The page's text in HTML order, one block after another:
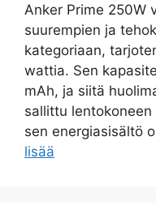
Anker Prime 250W
suurempien ja
kategoriaan,
wattia. Sen
mAh, ja siitä
sallittu
sen energiasisältö
lisää